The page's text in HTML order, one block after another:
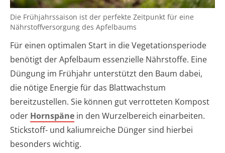
Die Frühjahrssaison ist der perfekte Zeitpunkt für eine
Nährstoffversorgung des Apfelbaums
Für einen optimalen Start in die Vegetationsperiode
benötigt der Apfelbaum essenzielle Nährstoffe. Eine
Düngung im Frühjahr unterstützt den Baum dabei,
die nötige Energie für das Blattwachstum
bereitzustellen. Sie können gut verrotteten Kompost
oder Hornspäne in den Wurzelbereich einarbeiten.
Stickstoff- und kaliumreiche Dünger sind hierbei
besonders wichtig.